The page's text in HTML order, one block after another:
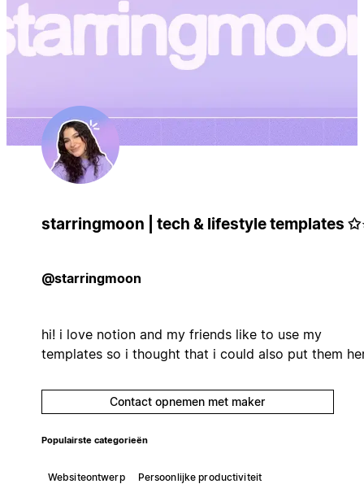
starringmoon | tech & lifestyle templates
@starringmoon
hi! i love notion and my friends like to use my
templates so i thought that i could also put them
Contact opnemen met maker
Populairste categorieën
Websiteontwerp
Persoonlijke productiviteit